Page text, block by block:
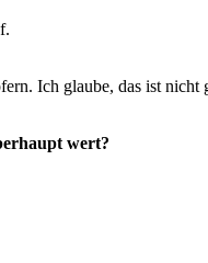
Ich glaube, das ist nicht
wert?